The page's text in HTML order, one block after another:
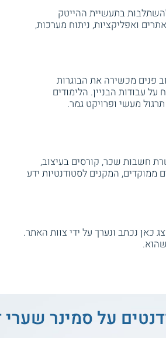
בתעשיית ההייטק
ואפליקציות, ניתוח מערכות,
פנים מכשירה את הבוגרות
עבודות הבניין. הלימודים
מעשי ופרויקט גמר.
חשבות שכר, קורסים בעיצוב,
ממוקדים, המקנים לסטודנטיות ידע
נכתב ונערך על ידי צוות האתר.
על סמינר